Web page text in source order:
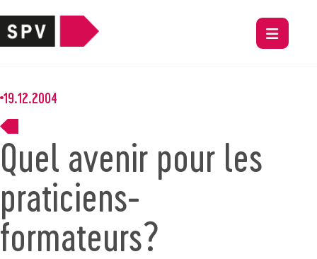
19.12.2004
Quel avenir pour les
praticiens-
formateurs?